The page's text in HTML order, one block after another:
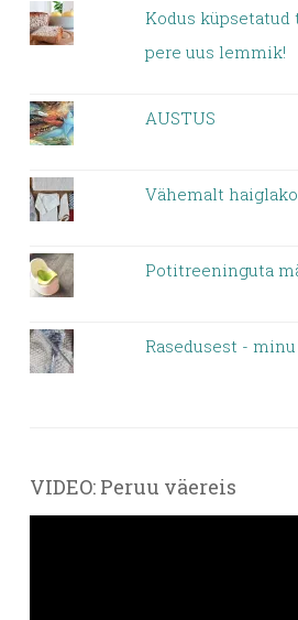
Kodus
pere uus lemmik!
AUSTUS
Vähemalt
Potitreeninguta
Rasedusest -
VIDEO: Peruu väereis